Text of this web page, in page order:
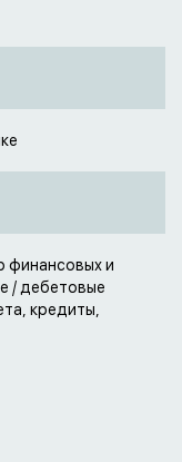
финансовых и
/ дебетовые
кредиты,